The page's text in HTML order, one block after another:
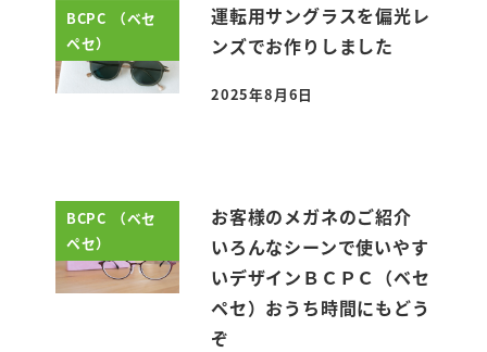
BCPC （ベセ
ペセ）
運転用サングラスを偏光レ
ンズでお作りしました
投稿日
2025年8月6日
BCPC （ベセ
ペセ）
お客様のメガネのご紹介
いろんなシーンで使いやす
いデザインＢＣＰＣ（ベセ
ペセ）おうち時間にもどう
ぞ